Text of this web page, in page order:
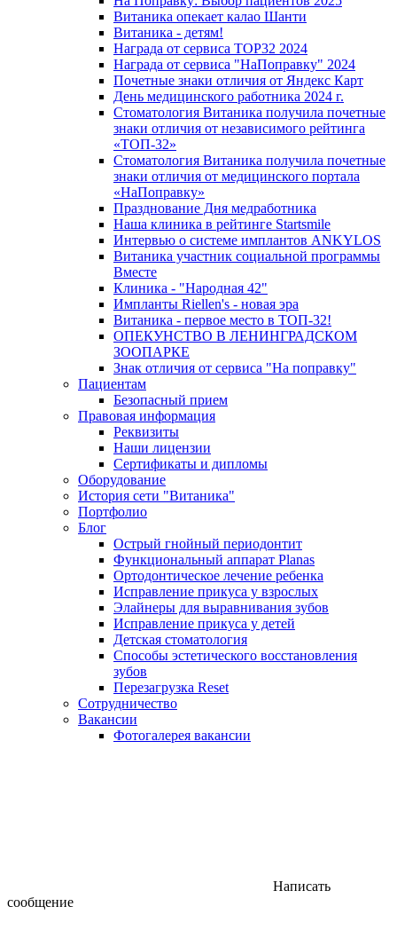
Витаника опекает калао Шанти
Витаника - детям!
Награда от сервиса TOP32 2024
Награда от сервиса "НаПоправку" 2024
Почетные знаки отличия от Яндекс Карт
День медицинского работника 2024 г.
Стоматология Витаника получила почетные
знаки отличия от независимого рейтинга
«ТОП-32»
Стоматология Витаника получила почетные
знаки отличия от медицинского портала
«НаПоправку»
Празднование Дня медработника
Наша клиника в рейтинге Startsmile
Интервью о системе имплантов ANKYLOS
Витаника участник социальной программы
Вместе
Клиника - "Народная 42"
Импланты Riellen's - новая эра
Витаника - первое место в ТОП-32!
ОПЕКУНСТВО В ЛЕНИНГРАДСКОМ
ЗООПАРКЕ
Знак отличия от сервиса "На поправку"
Пациентам
Безопасный прием
Правовая информация
Реквизиты
Наши лицензии
Сертификаты и дипломы
Оборудование
История сети "Витаника"
Портфолио
Блог
Острый гнойный периодонтит
Функциональный аппарат Planas
Ортодонтическое лечение ребенка
Исправление прикуса у взрослых
Элайнеры для выравнивания зубов
Исправление прикуса у детей
Детская стоматология
Способы эстетического восстановления
зубов
Перезагрузка Reset
Сотрудничество
Вакансии
Фотогалерея вакансии
Написать
сообщение